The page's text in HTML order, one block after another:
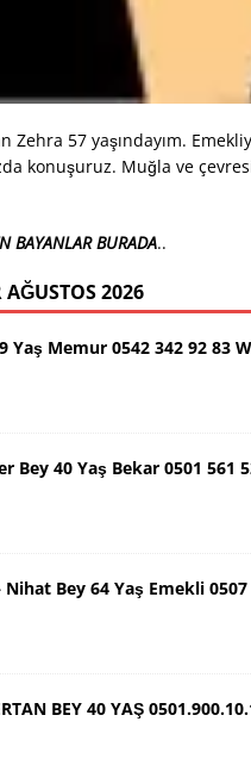
Zehra 57 yaşındayım.
konuşuruz. Muğla ve
BAYANLAR BURADA..
2026
Yaş Memur 0542 342 92 83
Bey 40 Yaş Bekar 0501 561
Bey 64 Yaş Emekli
BEY 40 YAŞ